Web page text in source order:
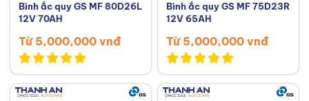
Bình ắc quy GS MF 80D26L
12V 70AH
Từ 5,000,000 vnđ
Bình ắc quy GS MF 75D23R
12V 65AH
Từ 5,000,000 vnđ